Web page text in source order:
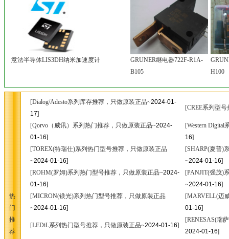
意法半导体LIS3DH纳米加速度计
GRUNER继电器722F-R1A-
B105
H100
热
门
推
荐
[Dialog/Adesto系列库存推荐，只做原装正品~2024-01-
17]
[CREE系列型
[Qorvo（威讯）系列热门推荐，只做原装正品~2024-
01-16]
[Western
16]
[TOREX(特瑞仕)系列热门型号推荐，只做原装正品
~2024-01-16]
[SHARP(夏普)
~2024-01-16]
[ROHM(罗姆)系列热门型号推荐，只做原装正品~2024-
01-16]
[PANJIT(强茂)
~2024-01-16]
[MICRON(镁光)系列热门型号推荐，只做原装正品
~2024-01-16]
[MARVELL(迈
01-16]
[LEDiL系列热门型号推荐，只做原装正品~2024-01-16]
[RENESAS(瑞
2024-01-16]